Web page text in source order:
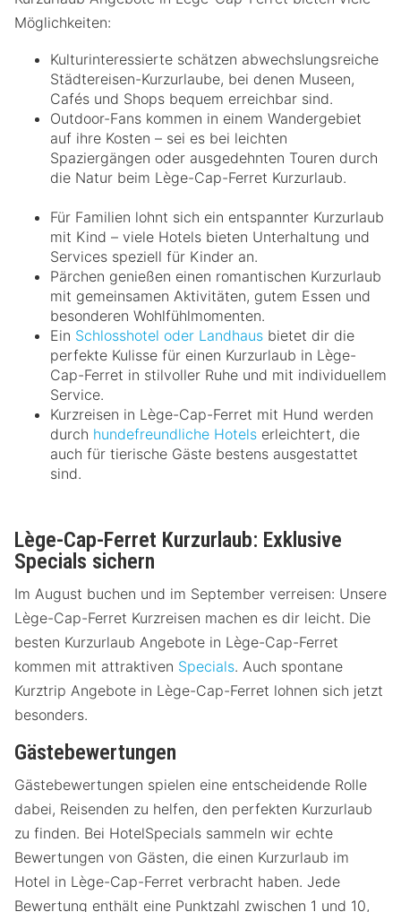
Möglichkeiten:
Kulturinteressierte schätzen abwechslungsreiche
Städtereisen-Kurzurlaube, bei denen Museen,
Cafés und Shops bequem erreichbar sind.
Outdoor-Fans kommen in einem Wandergebiet
auf ihre Kosten – sei es bei leichten
Spaziergängen oder ausgedehnten Touren durch
die Natur beim Lège-Cap-Ferret Kurzurlaub.
Für Familien lohnt sich ein entspannter Kurzurlaub
mit Kind – viele Hotels bieten Unterhaltung und
Services speziell für Kinder an.
Pärchen genießen einen romantischen Kurzurlaub
mit gemeinsamen Aktivitäten, gutem Essen und
besonderen Wohlfühlmomenten.
Ein Schlosshotel oder Landhaus bietet dir die
perfekte Kulisse für einen Kurzurlaub in Lège-
Cap-Ferret in stilvoller Ruhe und mit individuellem
Service.
Kurzreisen in Lège-Cap-Ferret mit Hund werden
durch hundefreundliche Hotels erleichtert, die
auch für tierische Gäste bestens ausgestattet
sind.
Lège-Cap-Ferret Kurzurlaub: Exklusive
Specials sichern
Im August buchen und im September verreisen: Unsere
Lège-Cap-Ferret Kurzreisen machen es dir leicht. Die
besten Kurzurlaub Angebote in Lège-Cap-Ferret
kommen mit attraktiven Specials. Auch spontane
Kurztrip Angebote in Lège-Cap-Ferret lohnen sich jetzt
besonders.
Gästebewertungen
Gästebewertungen spielen eine entscheidende Rolle
dabei, Reisenden zu helfen, den perfekten Kurzurlaub
zu finden. Bei HotelSpecials sammeln wir echte
Bewertungen von Gästen, die einen Kurzurlaub im
Hotel in Lège-Cap-Ferret verbracht haben. Jede
Bewertung enthält eine Punktzahl zwischen 1 und 10,